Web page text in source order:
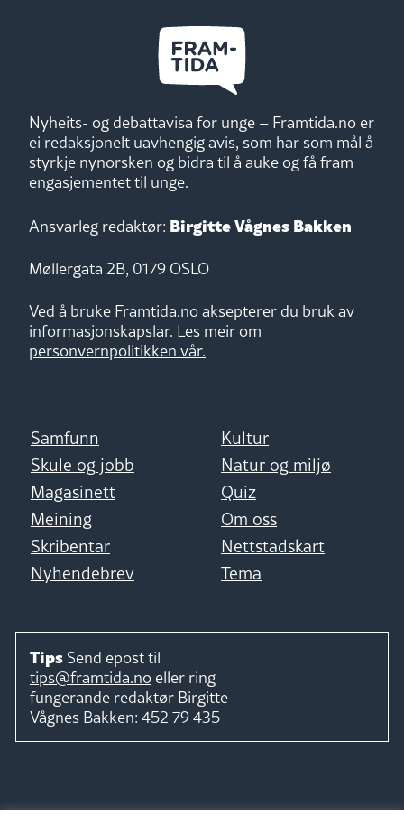
Nyheits- og debattavisa for unge – Framtida.no er
ei redaksjonelt uavhengig avis, som har som mål å
styrkje nynorsken og bidra til å auke og få fram
engasjementet til unge.
Ansvarleg redaktør: Birgitte Vågnes Bakken
Møllergata 2B, 0179 OSLO
Ved å bruke Framtida.no aksepterer du bruk av
informasjonskapslar. Les meir om
personvernpolitikken vår.
Samfunn
Kultur
Skule og jobb
Natur og miljø
Magasinett
Quiz
Meining
Om oss
Skribentar
Nettstadskart
Nyhendebrev
Tema
Tips Send epost til
tips@framtida.no eller ring
fungerande redaktør Birgitte
Vågnes Bakken: 452 79 435